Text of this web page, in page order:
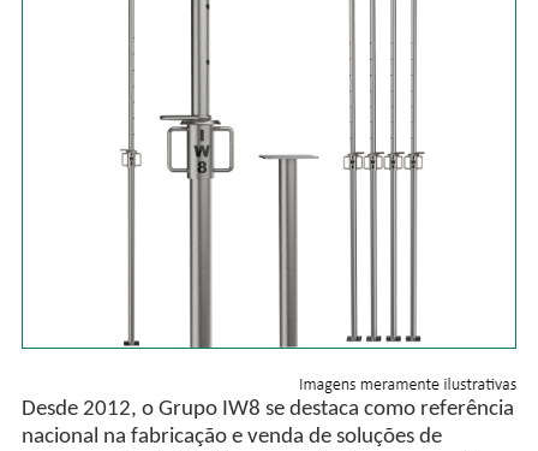
Desde 2012, o Grupo IW8 se destaca como referência
nacional na fabricação e venda de soluções de